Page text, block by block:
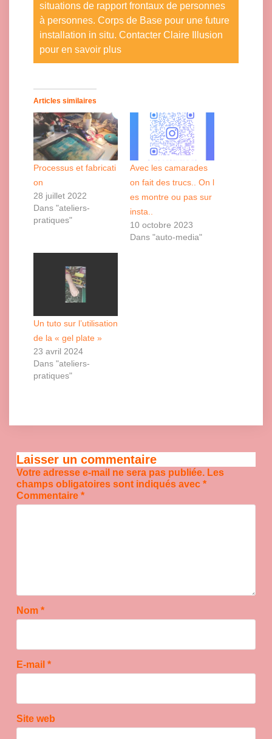
situations de rapport frontaux de personnes
à personnes. Corps de Base pour une future
installation in situ. Contacter Claire Illusion
pour en savoir plus
Click here to accept Marketing cookies and load this content
Articles similaires
Processus et fabricati
on
28 juillet 2022
Dans "ateliers-
pratiques"
Avec les camarades
on fait des trucs.. On l
es montre ou pas sur
insta..
10 octobre 2023
Dans "auto-media"
Un tuto sur l’utilisation
de la « gel plate »
23 avril 2024
Dans "ateliers-
pratiques"
Laisser un commentaire
Votre adresse e-mail ne sera pas publiée. Les
champs obligatoires sont indiqués avec *
Commentaire *
Nom *
E-mail *
Site web